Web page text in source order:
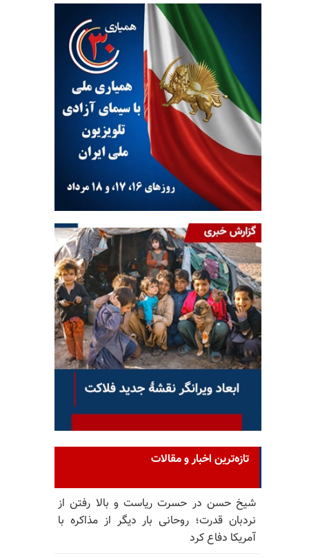
تازه‌ترین اخبار و مقالات
شیخ حسن در حسرت ریاست و بالا رفتن از
نردبان قدرت؛ روحانی بار دیگر از مذاکره با
آمریکا دفاع کرد